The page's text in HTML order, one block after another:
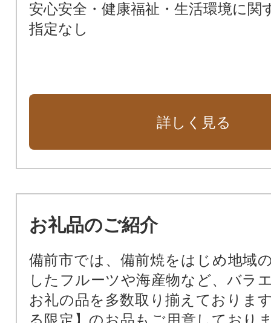
安心安全・健康福祉・生活環境に関
指定なし
詳しく見る
お礼品のご紹介
備前市では、備前焼をはじめ地域
したフルーツや海産物など、バラ
お礼の品を多数取り揃えておりま